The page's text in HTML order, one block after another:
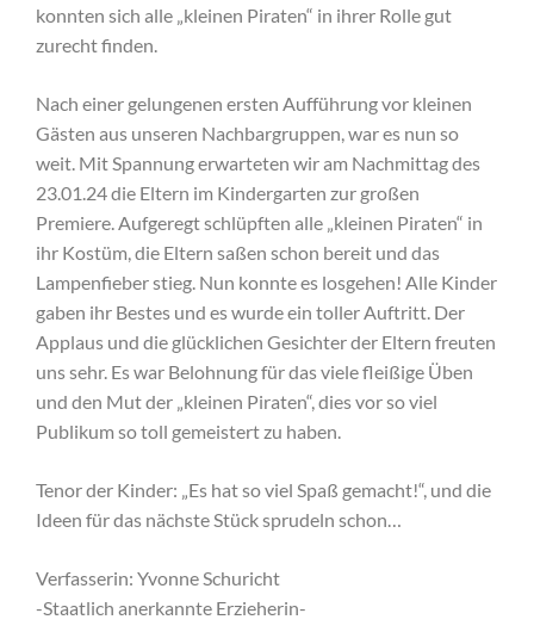
konnten sich alle „kleinen Piraten“ in ihrer Rolle gut
zurecht finden.
Nach einer gelungenen ersten Aufführung vor kleinen
Gästen aus unseren Nachbargruppen, war es nun so
weit. Mit Spannung erwarteten wir am Nachmittag des
23.01.24 die Eltern im Kindergarten zur großen
Premiere. Aufgeregt schlüpften alle „kleinen Piraten“ in
ihr Kostüm, die Eltern saßen schon bereit und das
Lampenfieber stieg. Nun konnte es losgehen! Alle Kinder
gaben ihr Bestes und es wurde ein toller Auftritt. Der
Applaus und die glücklichen Gesichter der Eltern freuten
uns sehr. Es war Belohnung für das viele fleißige Üben
und den Mut der „kleinen Piraten“, dies vor so viel
Publikum so toll gemeistert zu haben.
Tenor der Kinder: „Es hat so viel Spaß gemacht!“, und die
Ideen für das nächste Stück sprudeln schon…
Verfasserin: Yvonne Schuricht
-Staatlich anerkannte Erzieherin-